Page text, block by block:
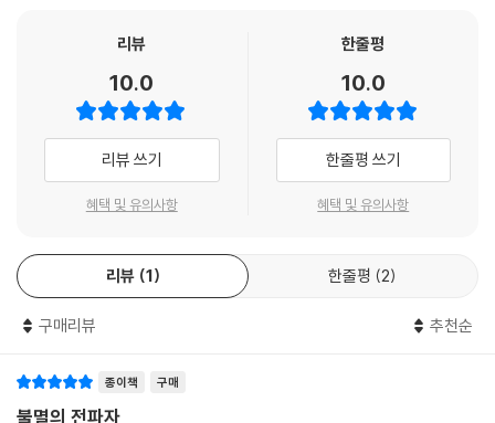
어도 절대 쇠하지 않는 우리의 존재 이유다. 시간이 흘러도 주님을 이전보
다 더 사랑하는 것은 우리에게 주어진 거룩한 임무이며, 세상이 없어져도
주님을 어제보다 더 사랑하는 것은 우리 인생이 이루어내야 하는 작품이
모든 죄는 크고 작고를 떠나서 하나님의 은혜로 용서받는다. 모든 죄는 크
--- p.116
복음이 약속하는 행복은 환경의 변화를 우선으로 하지 않는다. 심령의 변
으로 나아가는 기회라는 사실을 아는 것이 우리에게 요구된다. 이러한 관
우리는 연약하지만
우리는 질그릇이다. 그래서 낡아간다. 쇠하여간다. 또 연약하다. 깨지기 마
련이며, 쉽게 타격받고 금이 간다. 쉽게 상처받고 아파한다. 그래서 때로는
주저앉아 오랫동안 일어나지 못할 때도 있다. 하나님은 왜 질그릇 같은 우
리 안에 복음을 담으신 것일까? 하나님은 왜 연약하고 누추하고 부족한 우
우리가 이 보배를 질그릇에 가졌으니 이는 심히 큰 능력은 하나님께 있고
우리에게 있지 아니함을 알게 하려 함이라 고후 4:7
을 나타내기 위해서다. 즉, 우리의 연약함은 장애물이 아니라 오히려 우리
가 하나님께 선택된 자격 조건이라는 뜻이다. 중요한 것은 그 누구도, 그 무
리뷰
10.0
리뷰 쓰기
혜택 및 유의사항
한줄평
10.0
한줄평 쓰기
혜택 및 유의사항
리뷰 1 한줄평 2
구매리뷰 추천순
종이책 구매
불멸의 전파자